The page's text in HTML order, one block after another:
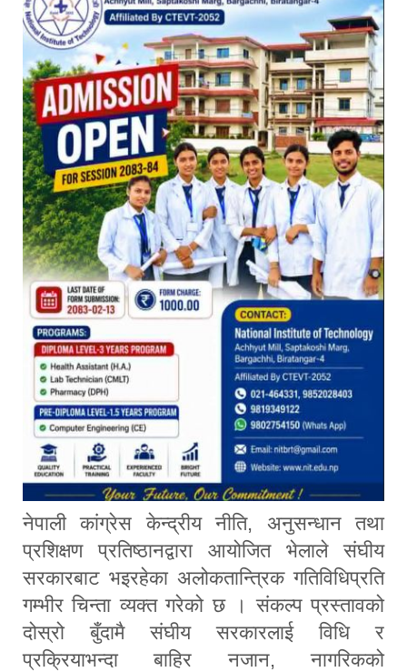
नेपाली कांग्रेस केन्द्रीय नीति, अनुसन्धान तथा
प्रशिक्षण प्रतिष्ठानद्वारा आयोजित भेलाले संघीय
सरकारबाट भइरहेका अलोकतान्त्रिक गतिविधिप्रति
गम्भीर चिन्ता व्यक्त गरेको छ । संकल्प प्रस्तावको
दोस्रो बुँदामै संघीय सरकारलाई विधि र
प्रक्रियाभन्दा बाहिर नजान, नागरिकको